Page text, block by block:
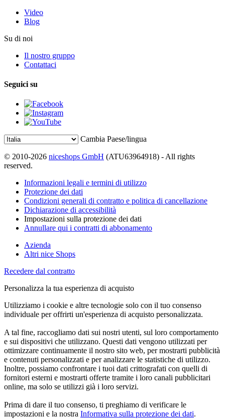
Video
Blog
Su di noi
Il nostro gruppo
Contattaci
Seguici su
Cambia Paese/lingua
© 2010-2026 niceshops GmbH (ATU63964918) - All rights
reserved.
Informazioni legali e termini di utilizzo
Protezione dei dati
Condizioni generali di contratto e politica di cancellazione
Dichiarazione di accessibilità
Impostazioni sulla protezione dei dati
Annullare qui i contratti di abbonamento
Azienda
Altri nice Shops
Recedere dal contratto
Personalizza la tua esperienza di acquisto
Utilizziamo i cookie e altre tecnologie solo con il tuo consenso
individuale per offrirti un'esperienza di acquisto personalizzata.
A tal fine, raccogliamo dati sui nostri utenti, sul loro comportamento
e sui dispositivi che utilizzano. Questi dati vengono utilizzati per
ottimizzare continuamente il nostro sito web, per mostrarti pubblicità
e contenuti personalizzati e per analizzare le statistiche di utilizzo.
Inoltre, possiamo confrontare i tuoi dati crittografati con quelli di
fornitori esterni e mostrarti offerte tramite i loro canali pubblicitari
online, ma solo se utilizzi già i loro servizi.
Prima di dare il tuo consenso, ti preghiamo di verificare le
impostazioni e la nostra Informativa sulla protezione dei dati.